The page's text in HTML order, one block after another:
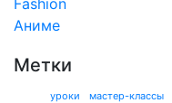
Аниме
Метки
уроки мастер-классы